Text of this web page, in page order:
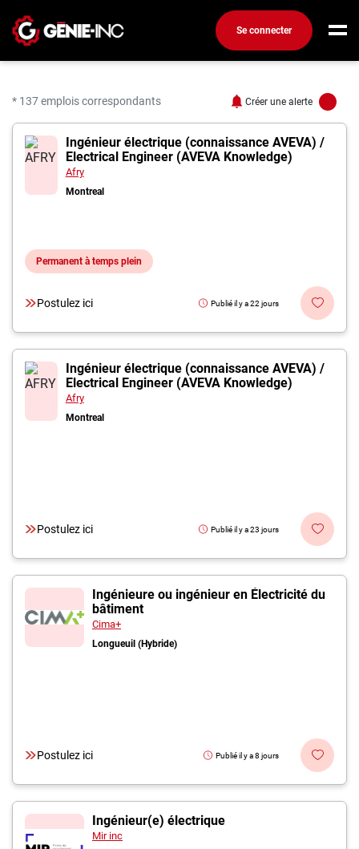
Se connecter
Créez un compte
Emplois
Recherchez un emploi
Compagnies
Ma boîte à outils
Conseils carrière
Inscrivez-vous à l'infolettre
Employeurs
* 137 emplois correspondants Créer une alerte
137 offres pour
Ingénieur électrique (connaissance AVEVA) /
Electrical Engineer (AVEVA Knowledge)
Afry
Montreal
Permanent à temps plein
Postulez ici Publié il y a 22 jours
Ingénieur électrique (connaissance AVEVA) /
Electrical Engineer (AVEVA Knowledge)
Afry
Montreal
Postulez ici Publié il y a 23 jours
Ingénieure ou ingénieur en Électricité du
bâtiment
Cima+
Longueuil (Hybride)
Postulez ici Publié il y a 8 jours
Ingénieur(e) électrique
Mir inc